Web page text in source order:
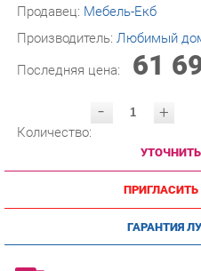
Производитель:Любимый дом
Последняя цена: 61
-
УТОЧНИТЬ
ПРИГЛАСИТЬ
ГАРАНТИЯ
Доставкапог.